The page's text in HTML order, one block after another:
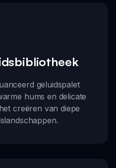
geluidspalet
hums en delicate
creëren van diepe